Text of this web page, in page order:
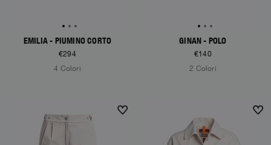
EMILIA - PIUMINO CORTO
€294
4 Colori
GINAN - POLO
€140
2 Colori